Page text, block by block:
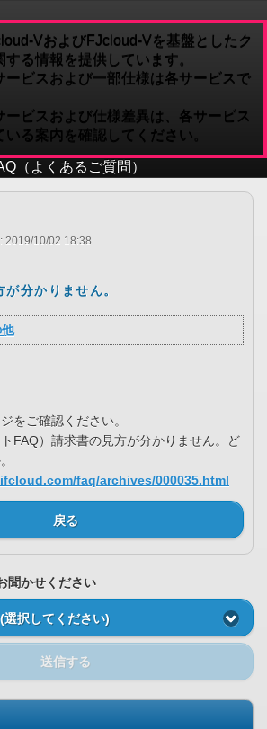
VおよびFJcloud-Vを基盤としたク
る情報を提供しています。
ービスおよび一部仕様は各サービスで
ービスおよび仕様差異は、各サービス
る案内を確認してください。
（よくあるご質問）
2019/10/02 18:38
分かりません。
をご確認ください。
トFAQ）請求書の見方が分かりません。ど
faq/archives/000035.html
戻る
聞かせください
(選択してください)
送信する